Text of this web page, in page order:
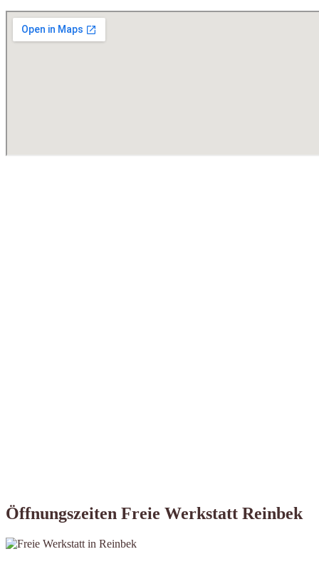
Öffnungszeiten Freie Werkstatt Reinbek